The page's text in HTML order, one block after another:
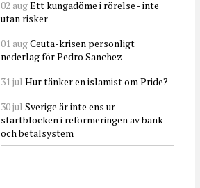
02 augEtt kungadöme i rörelse - inte
utan risker
01 augCeuta-krisen personligt
nederlag för Pedro Sanchez
31 jul Hur tänker en islamist om Pride?
30 jul Sverige är inte ens ur
startblocken i reformeringen av bank-
och betalsystem